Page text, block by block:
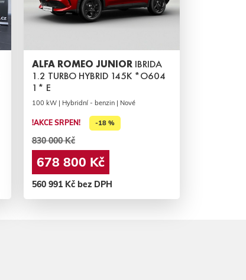
ALFA ROMEO JUNIOR IBRIDA
1.2 TURBO HYBRID 145K *O604
1* E
100 kW | Hybridní - benzin | Nové
!AKCE SRPEN! -18 %
830 000 Kč
678 800 Kč
560 991 Kč bez DPH